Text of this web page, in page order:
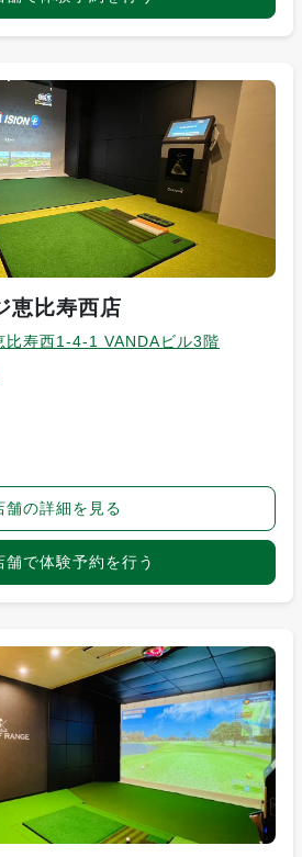
恵比寿西店
比寿西1-4-1 VANDAビル3階
舗の詳細を見る
舗で体験予約を行う